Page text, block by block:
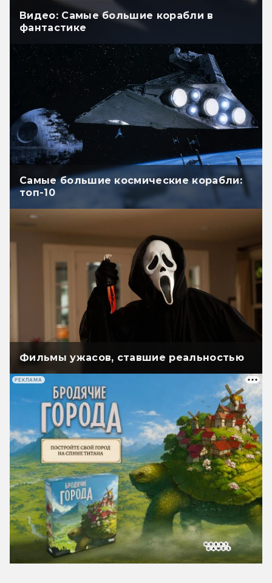
Видео: Самые большие корабли в
фантастике
Самые большие космические корабли:
топ-10
Фильмы ужасов, ставшие реальностью
РЕКЛАМА